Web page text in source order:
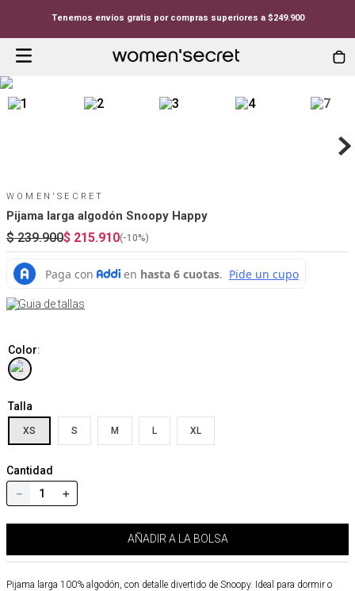
Tenemos envíos gratis por compras superiores a $249.900
WOMEN'SECRET
Pijama larga algodón Snoopy Happy
$ 239.900$ 215.910(-10%)
Guia de tallas
Color:
Talla
XS S M L XL
Cantidad
＋
－
AÑADIR A LA BOLSA
Pijama larga 100% algodón, con detalle divertido de Snoopy. Ideal para dormir o